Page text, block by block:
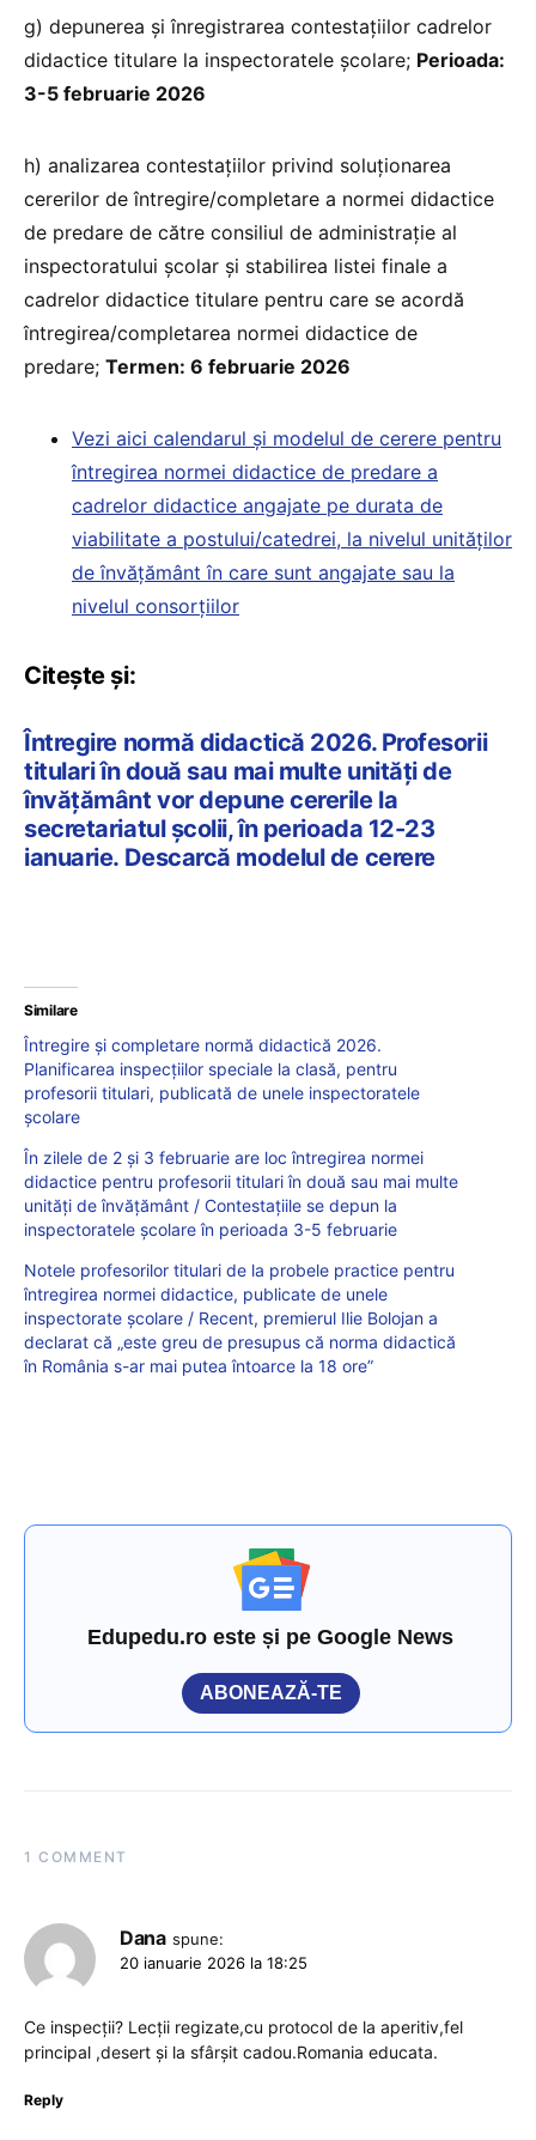
g) depunerea şi înregistrarea contestaţiilor cadrelor
didactice titulare la inspectoratele şcolare; Perioada:
3-5 februarie 2026
h) analizarea contestaţiilor privind soluţionarea
cererilor de întregire/completare a normei didactice
de predare de către consiliul de administrație al
inspectoratului școlar şi stabilirea listei finale a
cadrelor didactice titulare pentru care se acordă
întregirea/completarea normei didactice de
predare; Termen: 6 februarie 2026
Vezi aici calendarul și modelul de cerere pentru
întregirea normei didactice de predare a
cadrelor didactice angajate pe durata de
viabilitate a postului/catedrei, la nivelul unităţilor
de învăţământ în care sunt angajate sau la
nivelul consorţiilor
Citește și:
Întregire normă didactică 2026. Profesorii
titulari în două sau mai multe unități de
învățământ vor depune cererile la
secretariatul școlii, în perioada 12-23
ianuarie. Descarcă modelul de cerere
Similare
Întregire și completare normă didactică 2026.
Planificarea inspecțiilor speciale la clasă, pentru
profesorii titulari, publicată de unele inspectoratele
școlare
În zilele de 2 și 3 februarie are loc întregirea normei
didactice pentru profesorii titulari în două sau mai multe
unități de învățământ / Contestațiile se depun la
inspectoratele școlare în perioada 3-5 februarie
Notele profesorilor titulari de la probele practice pentru
întregirea normei didactice, publicate de unele
inspectorate școlare / Recent, premierul Ilie Bolojan a
declarat că „este greu de presupus că norma didactică
în România s-ar mai putea întoarce la 18 ore”
Edupedu.ro este și pe Google News
ABONEAZĂ-TE
1 COMMENT
Dana spune:
20 ianuarie 2026 la 18:25
Ce inspecții? Lecții regizate,cu protocol de la aperitiv,fel
principal ,desert și la sfârșit cadou.Romania educata.
Reply